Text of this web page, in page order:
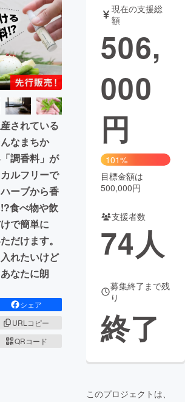
ジー・ガジェット
画 書籍・雑誌
・起業 チャレンジ
り・地域活性化
Social Good
CAMPFIRE Creation
るさと納税machi-ya コミュニティ
されている
なまちか
調香料」が
ルフリーで
ーブから香
食べ物や飲
で簡単に
だけます。
れたいけど
なたに朗
シェア
URLコピー
QRコード
現在の支援総
額
506,
000
円
101%
目標金額は
500,000円
支援者数
74人
募集終了まで残
り
終了
このプロジェクトは、